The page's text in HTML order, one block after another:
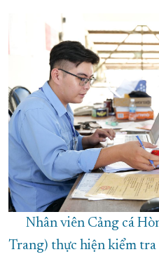
Nhân viên Cảng cá
Trang) thực hiện kiểm